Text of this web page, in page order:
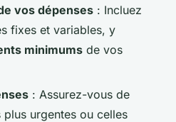
vos dépenses : Incluez
fixes et variables, y
minimums de vos
: Assurez-vous de
urgentes ou celles